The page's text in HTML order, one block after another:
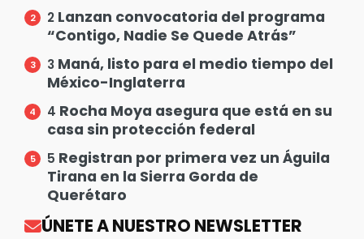
2 Lanzan convocatoria del programa
“Contigo, Nadie Se Quede Atrás”
3 Maná, listo para el medio tiempo del
México-Inglaterra
4 Rocha Moya asegura que está en su
casa sin protección federal
5 Registran por primera vez un Águila
Tirana en la Sierra Gorda de
Querétaro
ÚNETE A NUESTRO NEWSLETTER